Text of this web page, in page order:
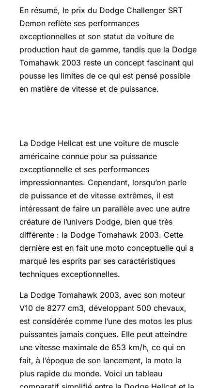
En résumé, le prix du Dodge Challenger SRT
Demon reflète ses performances
exceptionnelles et son statut de voiture de
production haut de gamme, tandis que la Dodge
Tomahawk 2003 reste un concept fascinant qui
pousse les limites de ce qui est pensé possible
en matière de vitesse et de puissance.
La Dodge Hellcat est une voiture de muscle
américaine connue pour sa puissance
exceptionnelle et ses performances
impressionnantes. Cependant, lorsqu’on parle
de puissance et de vitesse extrêmes, il est
intéressant de faire un parallèle avec une autre
créature de l’univers Dodge, bien que très
différente : la Dodge Tomahawk 2003. Cette
dernière est en fait une moto conceptuelle qui a
marqué les esprits par ses caractéristiques
techniques exceptionnelles.
La Dodge Tomahawk 2003, avec son moteur
V10 de 8277 cm3, développant 500 chevaux,
est considérée comme l’une des motos les plus
puissantes jamais conçues. Elle peut atteindre
une vitesse maximale de 653 km/h, ce qui en
fait, à l’époque de son lancement, la moto la
plus rapide du monde. Voici un tableau